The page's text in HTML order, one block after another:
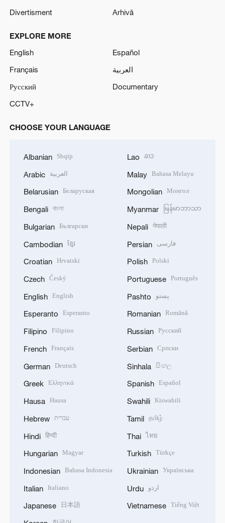
Divertisment
Arhivă
EXPLORE MORE
English
Español
Français
العربية
Русский
Documentary
CCTV+
CHOOSE YOUR LANGUAGE
Albanian Shqip
Arabic العربية
Belarusian Беларуская
Bengali বাংলা
Bulgarian Български
Cambodian ខ្មែរ
Croatian Hrvatski
Czech Český
English English
Esperanto Esperanto
Filipino Filipino
French Français
German Deutsch
Greek Ελληνικά
Hausa Hausa
Hebrew עברית
Hindi हिन्दी
Hungarian Magyar
Indonesian Bahasa Indonesia
Italian Italiano
Japanese 日本語
Lao ລາວ
Malay Bahasa Melayu
Mongolian Монгол
Myanmar မြန်မာဘာသာ
Nepali नेपाली
Persian فارسی
Polish Polski
Portuguese Português
Pashto پښتو
Romanian Română
Russian Русский
Serbian Српски
Sinhala සිංහල
Spanish Español
Swahili Kiswahili
Tamil தமிழ்
Thai ไทย
Turkish Türkçe
Ukrainian Українська
Urdu اردو
Vietnamese Tiếng Việt